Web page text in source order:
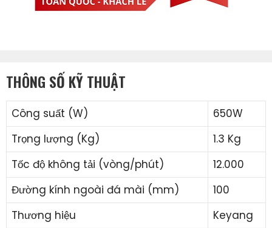
THÔNG SỐ KỸ THUẬT
Công suất (W)
650W
Trọng lượng (Kg)
1.3 Kg
Tốc độ không tải (vòng/phút)
12.000
Đường kính ngoài đá mài (mm)
100
Thương hiệu
Keyang